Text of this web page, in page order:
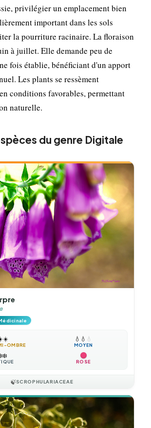
privilégier un emplacement bien
important dans les sols
la pourriture racinaire. La floraison
à juillet. Elle demande peu de
fois établie, bénéficiant d'un apport
Les plants se ressèment
conditions favorables, permettant
naturelle.
du genre Digitale
☀️
OMBRE
💧 💧 💧
MOYEN
❄️
ROSE
🍃SCROPHULARIACEAE